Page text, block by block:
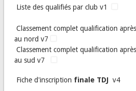
Liste des qualifiés par club v1
Classement complet qualification
au nord v7
Classement complet qualification
au sud v7
Fiche d'inscription finale TDJ v4